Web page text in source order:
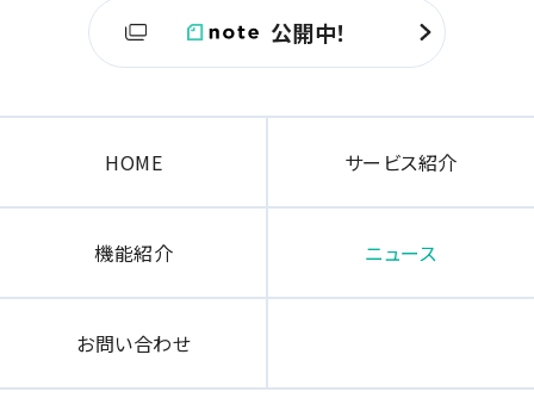
公開中！
HOME サービス紹介
機能紹介 ニュース
お問い合わせ